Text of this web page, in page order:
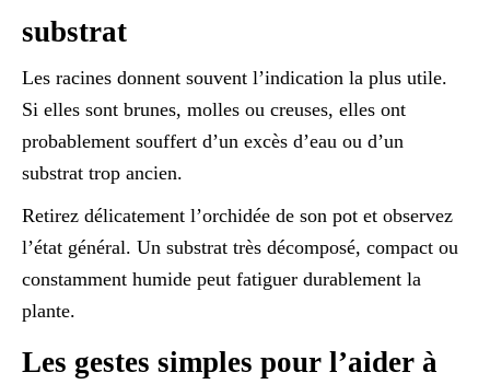
substrat
Les racines donnent souvent l’indication la plus utile.
Si elles sont brunes, molles ou creuses, elles ont
probablement souffert d’un excès d’eau ou d’un
substrat trop ancien.
Retirez délicatement l’orchidée de son pot et observez
l’état général. Un substrat très décomposé, compact ou
constamment humide peut fatiguer durablement la
plante.
Les gestes simples pour l’aider à